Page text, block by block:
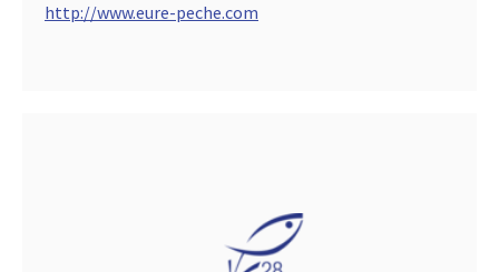
http://www.eure-peche.com